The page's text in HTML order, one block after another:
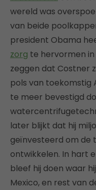
wereld was
van beide
president Obama
zorg te hervormen in
zeggen dat Costner
pols van toekomstig
te meer bevestigd
later blijkt dat hij
geïnvesteerd om de
ontwikkelen. In hart
bleef hij doen waar
Mexico, en rest van